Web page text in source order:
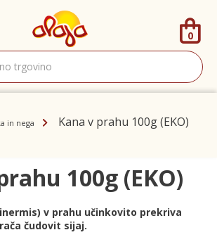
0
in nega Kana v prahu 100g (EKO)
100g (EKO)
v prahu učinkovito prekriva
čudovit sijaj.